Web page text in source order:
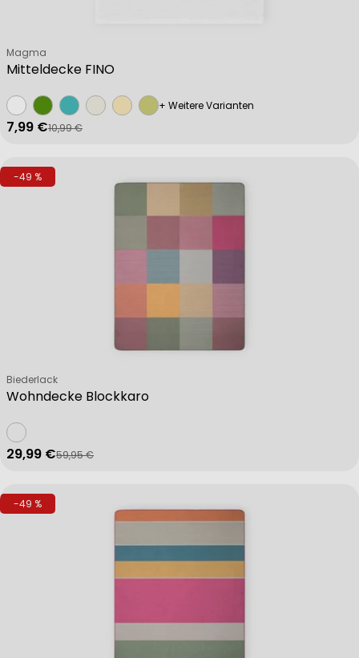
Mitteldecke FINO
Verkäufer:
Magma
+ Weitere Varianten
Verkaufspreis
7,99 €
Regulärer Preis
10,99 €
-49 %
Wohndecke Blockkaro
Verkäufer:
Biederlack
Verkaufspreis
29,99 €
Regulärer Preis
59,95 €
-49 %